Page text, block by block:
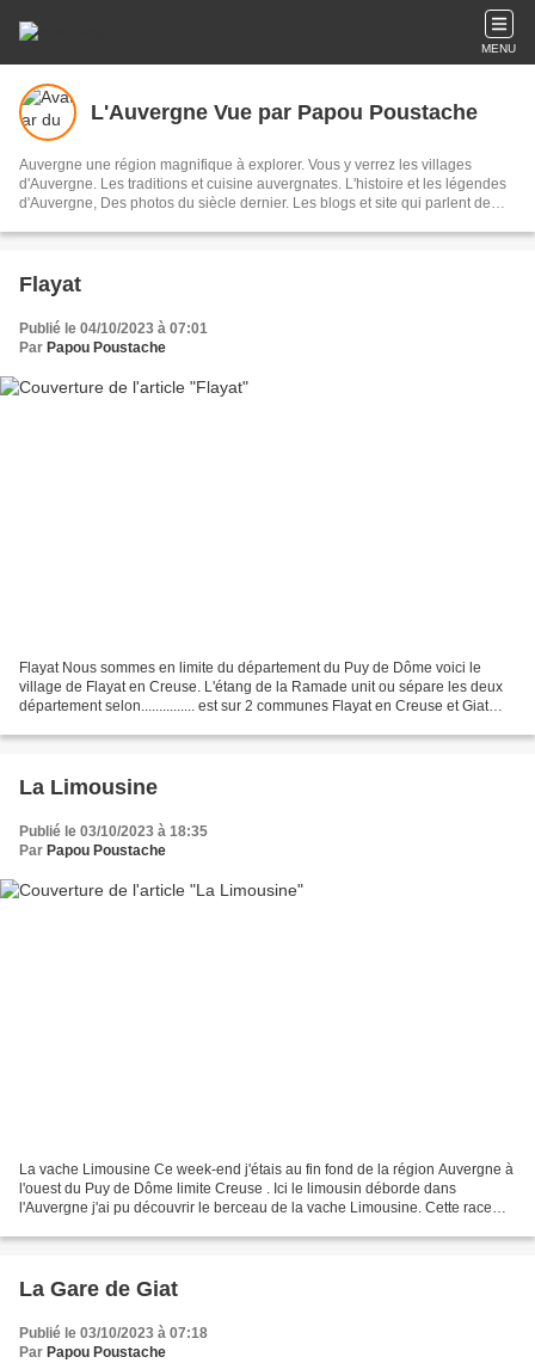
MENU
L'Auvergne Vue par Papou Poustache
Auvergne une région magnifique à explorer. Vous y verrez les villages
d'Auvergne. Les traditions et cuisine auvergnates. L'histoire et les légendes
d'Auvergne, Des photos du siècle dernier. Les blogs et site qui parlent de
histoires drôles. Des photos de votre jeunesse . Et enfin une impression de
Bonne visite Vous pourrez également me soumettre des articles concernant
votre village ou hameaux . Me parler des histoires locales M'envoyer des
photos de familles anciennes en précisant bien le lieu ou la situation Voici
mon adresse émail. retrauzon43@gmail.com
Flayat
Publié le 04/10/2023 à 07:01
Par Papou Poustache
Flayat Nous sommes en limite du département du Puy de Dôme voici le
village de Flayat en Creuse. L'étang de la Ramade unit ou sépare les deux
département selon............... est sur 2 communes Flayat en Creuse et Giat
La Limousine
Publié le 03/10/2023 à 18:35
Par Papou Poustache
La vache Limousine Ce week-end j'étais au fin fond de la région Auvergne à
l'ouest du Puy de Dôme limite Creuse . Ici le limousin déborde dans
l'Auvergne j'ai pu découvrir le berceau de la vache Limousine. Cette race
La Gare de Giat
Publié le 03/10/2023 à 07:18
Par Papou Poustache